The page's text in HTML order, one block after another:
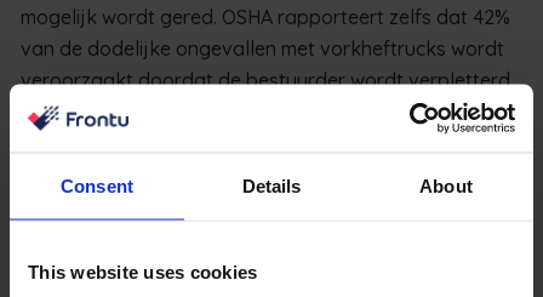
Consent Details About
This website uses cookies
mogelijk wordt gered. OSHA rapporteert zelfs dat 42%
van de dodelijke ongevallen met vorkheftrucks wordt
veroorzaakt doordat de bestuurder wordt verpletterd
of vastgepind door een kantelende vorkheftruck.